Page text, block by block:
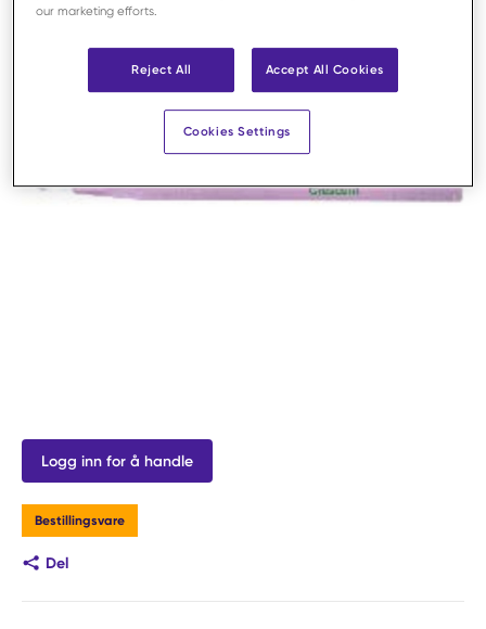
Logg inn for å handle
Bestillingsvare
Del
our marketing efforts.
Reject All Accept All Cookies
Cookies Settings